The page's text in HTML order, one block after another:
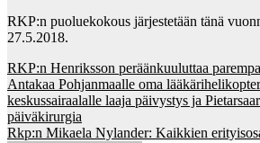
RKP:n puoluekokous järjestetään tänä
27.5.2018.
Post
navigation
RKP:n Henriksson peräänkuuluttaa
Antakaa Pohjanmaalle oma
keskussairaalalle laaja päivystys ja
päiväkirurgia
Rkp:n Mikaela Nylander: Kaikkien